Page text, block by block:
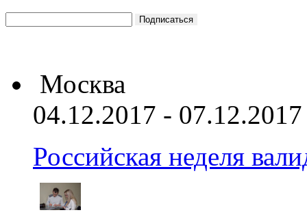
Москва
04.12.2017 - 07.12.2017
Российская неделя